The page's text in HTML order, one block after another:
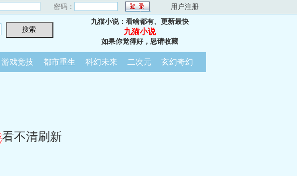
密码： 用户注册
九猫小说：看啥都有、更新最快
九猫小说
如果你觉得好，恳请收藏
游戏竞技 都市重生 科幻未来 二次元 玄幻奇幻
看不清刷新